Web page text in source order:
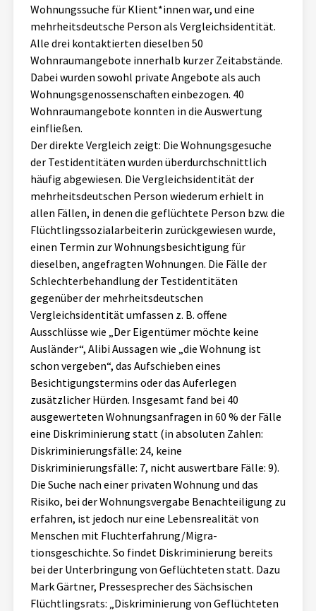
Wohnungssuche für Klient*innen war, und eine
mehrheitsdeutsche Person als Vergleichsidentität.
Alle drei kontaktierten dieselben 50
Wohnraumangebote innerhalb kurzer Zeitabstände.
Dabei wurden sowohl private Angebote als auch
Wohnungsgenossenschaften einbezogen. 40
Wohnraumangebote konnten in die Auswertung
einfließen.
Der direkte Vergleich zeigt: Die Wohnungsgesuche
der Testidentitäten wurden überdurchschnittlich
häufig abgewiesen. Die Vergleichsidentität der
mehrheitsdeutschen Person wiederum erhielt in
allen Fällen, in denen die geflüchtete Person bzw. die
Flüchtlingssozialarbeiterin zurückgewiesen wurde,
einen Termin zur Wohnungsbesichtigung für
dieselben, angefragten Wohnungen. Die Fälle der
Schlechterbehandlung der Testidentitäten
gegenüber der mehrheitsdeutschen
Vergleichsidentität umfassen z. B. offene
Ausschlüsse wie „Der Eigentümer möchte keine
Ausländer“, Alibi Aussagen wie „die Wohnung ist
schon vergeben“, das Aufschieben eines
Besichtigungstermins oder das Auferlegen
zusätzlicher Hürden. Insgesamt fand bei 40
ausgewerteten Wohnungsanfragen in 60 % der Fälle
eine Diskriminierung statt (in absoluten Zahlen:
Diskriminierungsfälle: 24, keine
Diskriminierungsfälle: 7, nicht auswertbare Fälle: 9).
Die Suche nach einer privaten Wohnung und das
Risiko, bei der Wohnungsvergabe Benachteiligung zu
erfahren, ist jedoch nur eine Lebensrealität von
Menschen mit Fluchterfahrung/Migra-
tionsgeschichte. So findet Diskriminierung bereits
bei der Unterbringung von Geflüchteten statt. Dazu
Mark Gärtner, Pressesprecher des Sächsischen
Flüchtlingsrats: „Diskriminierung von Geflüchteten